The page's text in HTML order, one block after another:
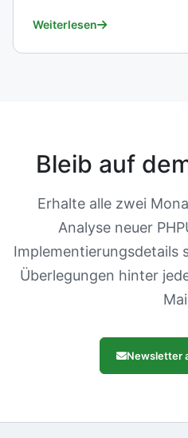
Weiterlesen
Bleib auf
Erhalte alle zwei
Analyse neuer
Implementierungsdetails
Überlegungen hinter
Newsletter